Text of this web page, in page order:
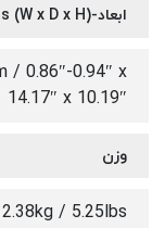
ابعاد-Dimensions (W x D x H)
/ 0.86″-0.94″ x
14.17″ x 10.19″
وزن
/ 5.25lbs